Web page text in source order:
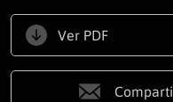
Ver PDF